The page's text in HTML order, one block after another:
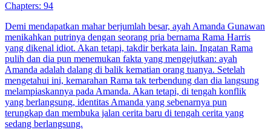
Chapters: 94
Demi mendapatkan mahar berjumlah besar, ayah Amanda Gunawan
menikahkan putrinya dengan seorang pria bernama Rama Harris
yang dikenal idiot. Akan tetapi, takdir berkata lain. Ingatan Rama
pulih dan dia pun menemukan fakta yang mengejutkan: ayah
Amanda adalah dalang di balik kematian orang tuanya. Setelah
mengetahui ini, kemarahan Rama tak terbendung dan dia langsung
melampiaskannya pada Amanda. Akan tetapi, di tengah konflik
yang berlangsung, identitas Amanda yang sebenarnya pun
terungkap dan membuka jalan cerita baru di tengah cerita yang
sedang berlangsung.